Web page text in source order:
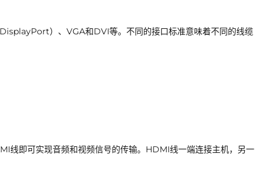
）、VGA和DVI等。不同的接口标准意味着不同的线缆
线即可实现音频和视频信号的传输。HDMI线一端连接主机，另一